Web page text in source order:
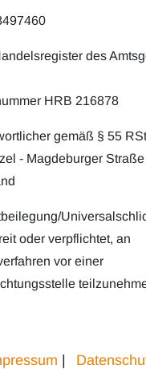
des
HRB 216878
gemäß § 55
- Magdeburger
oder verpflichtet, an
vor einer